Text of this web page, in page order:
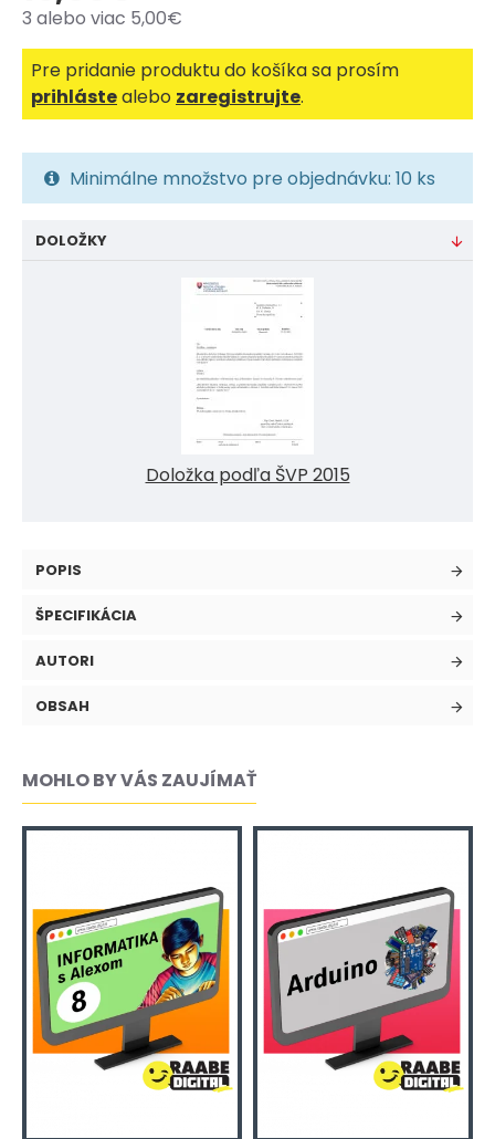
3 alebo viac 5,00€
Pre pridanie produktu do košíka sa prosím
prihlástealebo zaregistrujte.
Minimálne množstvo pre objednávku: 10 ks
DOLOŽKY
Doložka podľa ŠVP 2015
POPIS
ŠPECIFIKÁCIA
AUTORI
OBSAH
MOHLO BY VÁS ZAUJÍMAŤ